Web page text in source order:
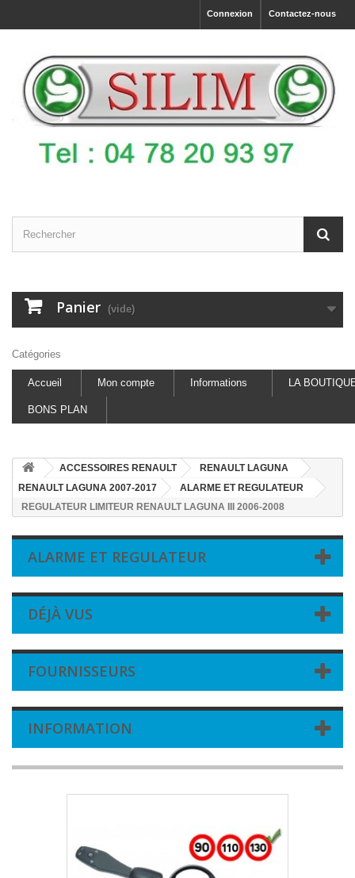
Contactez-nous
Connexion
Panier (vide)
Catégories
Accueil Mon compte Informations LA
BONS PLAN
ACCESSOIRES RENAULT
RENAULT LAGUNA
RENAULT LAGUNA 2007-2017
ALARME ET REGULATEUR
REGULATEUR LIMITEUR RENAULT LAGUNA III 2006-2008
ALARME ET REGULATEUR
DÉJÀ VUS
FOURNISSEURS
INFORMATION